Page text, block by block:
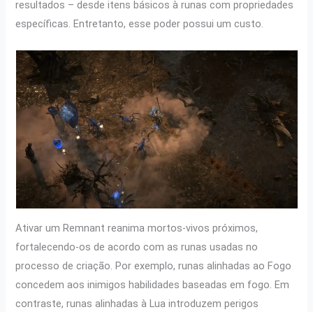
resultados – desde itens básicos à runas com propriedades
específicas. Entretanto, esse poder possui um custo.
Ativar um Remnant reanima mortos-vivos próximos,
fortalecendo-os de acordo com as runas usadas no
processo de criação. Por exemplo, runas alinhadas ao Fogo
concedem aos inimigos habilidades baseadas em fogo. Em
contraste, runas alinhadas à Lua introduzem perigos